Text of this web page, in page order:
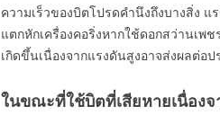
ความเร็วของบิตโปรดคำนึงถึงบางสิ่ง
แตกหักเครื่องคอริ่งหากใช้ดอกสว่านเพ
เกิดขึ้นเนื่องจากแรงดันสูงอาจส่งผลต่อ
ในขณะที่ใช้บิตที่เสียหายเนื่อง